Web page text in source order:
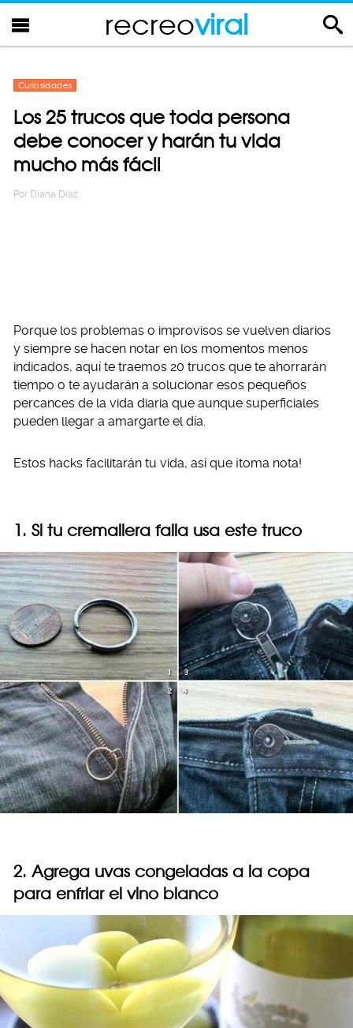
recreoviral
Curiosidades
Los 25 trucos que toda persona
debe conocer y harán tu vida
mucho más fácil
Por Diana Diaz
Porque los problemas o improvisos se vuelven diarios
y siempre se hacen notar en los momentos menos
indicados, aquí te traemos 20 trucos que te ahorrarán
tiempo o te ayudarán a solucionar esos pequeños
percances de la vida diaria que aunque superficiales
pueden llegar a amargarte el día.
Estos hacks facilitarán tu vida, así que ¡toma nota!
1. Si tu cremallera falla usa este truco
2. Agrega uvas congeladas a la copa
para enfriar el vino blanco